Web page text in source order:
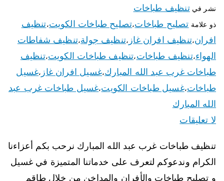
نشر فيتنظيف طباخات
ذو علامة تصليح طباخات،تصليح طباخات الكويت،تنظيف
افران،تنظيف افران غاز ،تنظيف جولة،تنظيف شفاطات
الهواء،تنظيف طباخات،تنظيف طباخات الكويت،تنظيف
طباخات غرب عبد الله المبارك،غسيل افران غاز ،غسيل
طباخات،غسيل طباخات الكويت،غسيل طباخات غرب عبد
الله المبارك
لا تعليقات
تنظيف طباخات غرب عبد الله المبارك نرحب بكم أعزاءنا
الكرام وندعوكم لتعرف على خدماتنا المتميزة في غسيل
و تصليح طباخات والأفران والمداخن من خلال طاقم